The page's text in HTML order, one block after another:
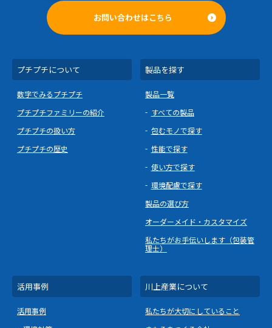
お問い合わせはこちら
プチプチについて
数字でみるプチプチ
プチプチファミリーの紹介
プチプチの扱い方
プチプチの歴史
製品を探す
製品一覧
すべての製品
包むモノで探す
性能で探す
使い方で探す
環境配慮で探す
製品の選び方
オーダーメイド・カスタマイズ
私たちがお手伝いします（包装管
理士）
活用事例
活用事例
川上産業について
私たちが大切にしていること